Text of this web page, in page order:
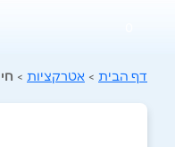
דף הבית > אטרקציות >